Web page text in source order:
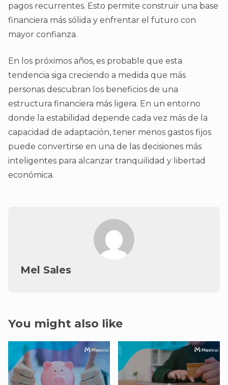
pagos recurrentes. Esto permite construir una base
financiera más sólida y enfrentar el futuro con
mayor confianza.
En los próximos años, es probable que esta
tendencia siga creciendo a medida que más
personas descubran los beneficios de una
estructura financiera más ligera. En un entorno
donde la estabilidad depende cada vez más de la
capacidad de adaptación, tener menos gastos fijos
puede convertirse en una de las decisiones más
inteligentes para alcanzar tranquilidad y libertad
económica.
Mel Sales
You might also like